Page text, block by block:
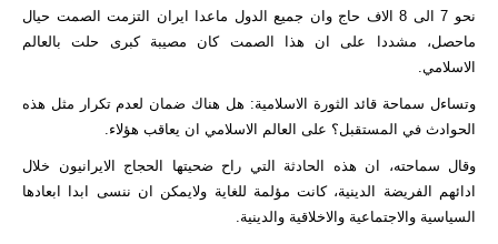
نحو 7 الى 8 الاف حاج وان جميع الدول ماعدا ايران التزمت الصمت حيال
ماحصل، مشددا على ان هذا الصمت كان مصيبة كبرى حلت بالعالم
الاسلامي.
وتساءل سماحة قائد الثورة الاسلامية: هل هناك ضمان لعدم تكرار مثل هذه
الحوادث في المستقبل؟ على العالم الاسلامي ان يعاقب هؤلاء.
وقال سماحته، ان هذه الحادثة التي راح ضحيتها الحجاج الايرانيون خلال
ادائهم الفريضة الدينية، كانت مؤلمة للغاية ولايمكن ان ننسى ابدا ابعادها
السياسية والاجتماعية والاخلاقية والدينية.